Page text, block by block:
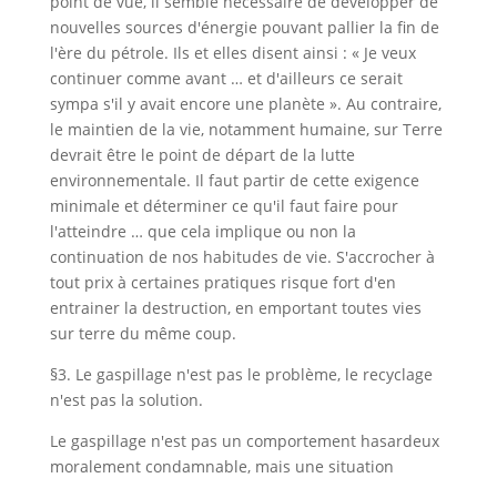
nouvelles sources d'énergie pouvant pallier la fin de
l'ère du pétrole. Ils et elles disent ainsi : « Je veux
continuer comme avant … et d'ailleurs ce serait
sympa s'il y avait encore une planète ». Au contraire,
le maintien de la vie, notamment humaine, sur Terre
devrait être le point de départ de la lutte
environnementale. Il faut partir de cette exigence
minimale et déterminer ce qu'il faut faire pour
l'atteindre … que cela implique ou non la
continuation de nos habitudes de vie. S'accrocher à
tout prix à certaines pratiques risque fort d'en
entrainer la destruction, en emportant toutes vies
sur terre du même coup.
§3. Le gaspillage n'est pas le problème, le recyclage
n'est pas la solution.
Le gaspillage n'est pas un comportement hasardeux
moralement condamnable, mais une situation